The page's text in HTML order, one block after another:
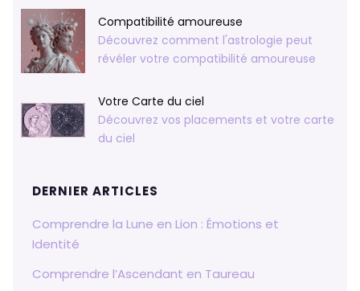
Compatibilité amoureuse
Découvrez comment l'astrologie peut
révéler votre compatibilité amoureuse
Votre Carte du ciel
Découvrez vos placements et votre carte
du ciel
DERNIER ARTICLES
Comprendre la Lune en Lion : Émotions et
Identité
Comprendre l’Ascendant en Taureau